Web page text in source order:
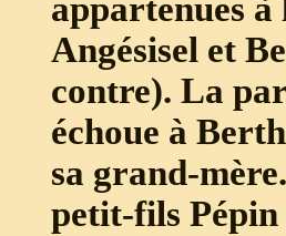
appartenues
Angésisel et
contre). La
échoue à
sa grand-
petit-fils